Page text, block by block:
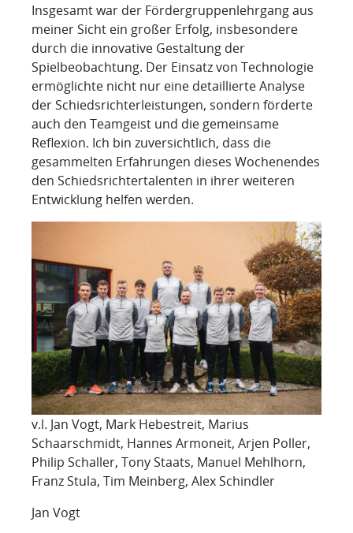
Insgesamt war der Fördergruppenlehrgang aus
meiner Sicht ein großer Erfolg, insbesondere
durch die innovative Gestaltung der
Spielbeobachtung. Der Einsatz von Technologie
ermöglichte nicht nur eine detaillierte Analyse
der Schiedsrichterleistungen, sondern förderte
auch den Teamgeist und die gemeinsame
Reflexion. Ich bin zuversichtlich, dass die
gesammelten Erfahrungen dieses Wochenendes
den Schiedsrichtertalenten in ihrer weiteren
Entwicklung helfen werden.
v.l. Jan Vogt, Mark Hebestreit, Marius
Schaarschmidt, Hannes Armoneit, Arjen Poller,
Philip Schaller, Tony Staats, Manuel Mehlhorn,
Franz Stula, Tim Meinberg, Alex Schindler
Jan Vogt